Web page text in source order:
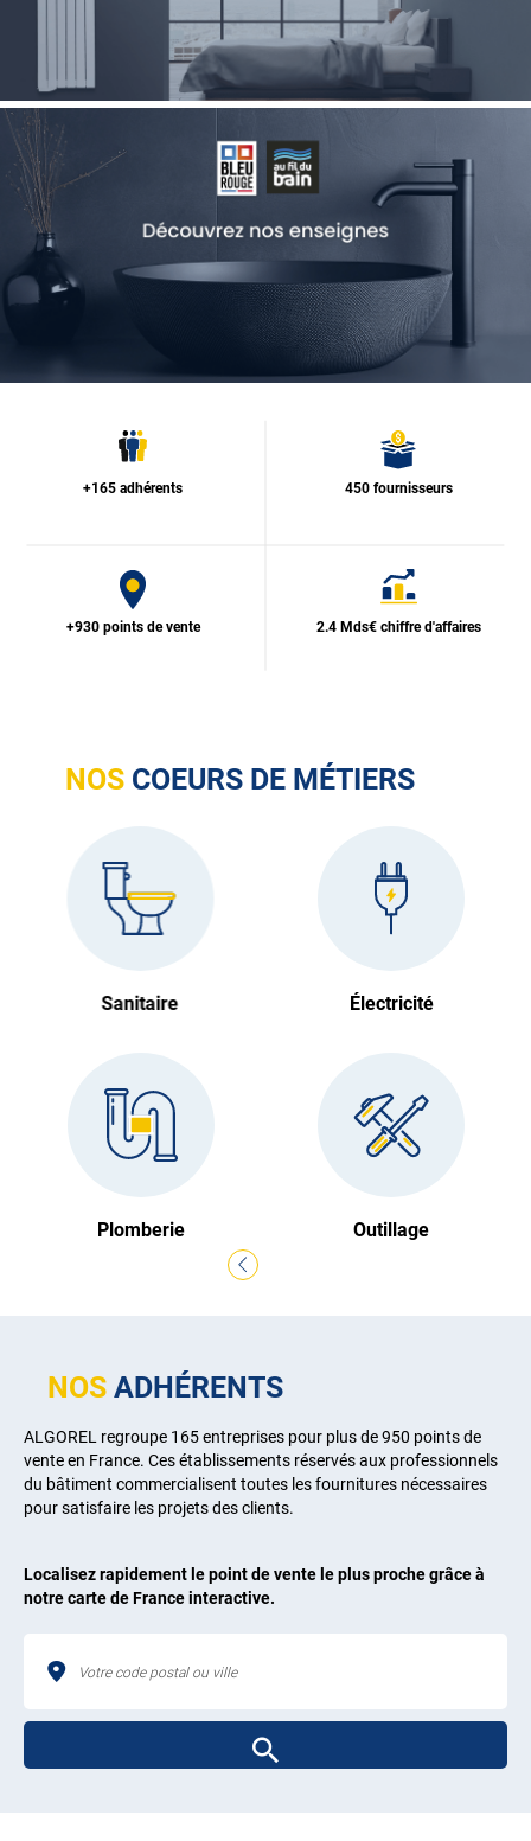
+165 adhérents 450 fournisseurs
+930 points de vente 2.4 Mds€ chiffre d'affaires
NOS COEURS DE MÉTIERS
Sanitaire Électricité
Plomberie Outillage
NOS ADHÉRENTS
ALGOREL regroupe 165 entreprises pour plus de 950 points de
vente en France. Ces établissements réservés aux professionnels
du bâtiment commercialisent toutes les fournitures nécessaires
pour satisfaire les projets des clients.
Localisez rapidement le point de vente le plus proche grâce à
notre carte de France interactive.